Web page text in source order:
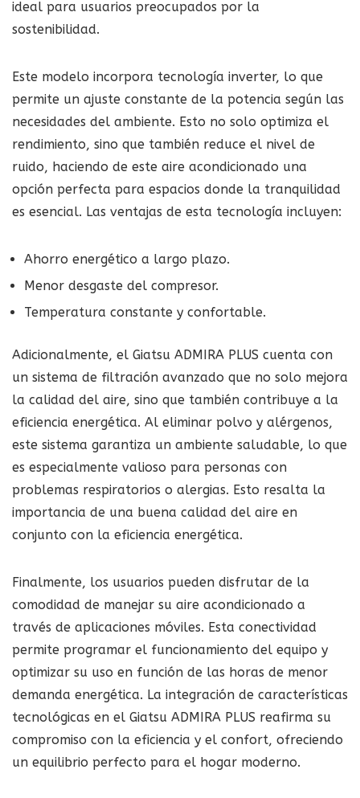
ideal para usuarios preocupados por la
sostenibilidad.
Este modelo incorpora tecnología inverter, lo que
permite un ajuste constante de la potencia según las
necesidades del ambiente. Esto no solo optimiza el
rendimiento, sino que también reduce el nivel de
ruido, haciendo de este aire acondicionado una
opción perfecta para espacios donde la tranquilidad
es esencial. Las ventajas de esta tecnología incluyen:
Ahorro energético a largo plazo.
Menor desgaste del compresor.
Temperatura constante y confortable.
Adicionalmente, el Giatsu ADMIRA PLUS cuenta con
un sistema de filtración avanzado que no solo mejora
la calidad del aire, sino que también contribuye a la
eficiencia energética. Al eliminar polvo y alérgenos,
este sistema garantiza un ambiente saludable, lo que
es especialmente valioso para personas con
problemas respiratorios o alergias. Esto resalta la
importancia de una buena calidad del aire en
conjunto con la eficiencia energética.
Finalmente, los usuarios pueden disfrutar de la
comodidad de manejar su aire acondicionado a
través de aplicaciones móviles. Esta conectividad
permite programar el funcionamiento del equipo y
optimizar su uso en función de las horas de menor
demanda energética. La integración de características
tecnológicas en el Giatsu ADMIRA PLUS reafirma su
compromiso con la eficiencia y el confort, ofreciendo
un equilibrio perfecto para el hogar moderno.